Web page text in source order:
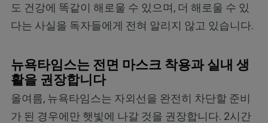
도 건강에 똑같이 해로울 수 있으며, 더 해로울 수 있
다는 사실을 독자들에게 전혀 알리지 않고 있습니다.
뉴욕타임스는 전면 마스크 착용과 실내 생
활을 권장합니다
올여름, 뉴욕타임스는 자외선을 완전히 차단할 준비
가 된 경우에만 햇빛에 나갈 것을 권장합니다. 2시간